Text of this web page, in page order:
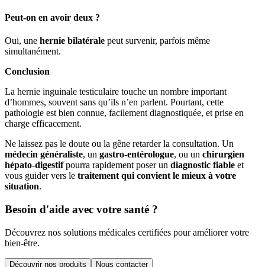
Peut-on en avoir deux ?
Oui, une hernie bilatérale peut survenir, parfois même
simultanément.
Conclusion
La hernie inguinale testiculaire touche un nombre important
d’hommes, souvent sans qu’ils n’en parlent. Pourtant, cette
pathologie est bien connue, facilement diagnostiquée, et prise en
charge efficacement.
Ne laissez pas le doute ou la gêne retarder la consultation. Un
médecin généraliste, un gastro-entérologue, ou un chirurgien
hépato-digestifpourra rapidement poser un diagnostic fiable et
vous guider vers le traitement qui convient le mieux à votre
situation.
Besoin d'aide avec votre santé ?
Découvrez nos solutions médicales certifiées pour améliorer votre
bien-être.
Découvrir nos produits Nous contacter